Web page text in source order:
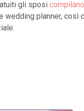
gli sposi
wedding planner,